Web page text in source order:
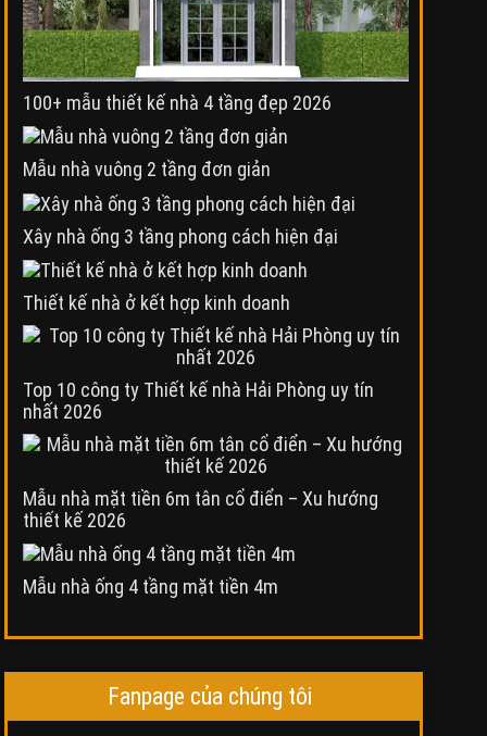
100+ mẫu thiết kế nhà 4 tầng đẹp 2026
Mẫu nhà vuông 2 tầng đơn giản
Xây nhà ống 3 tầng phong cách hiện đại
Thiết kế nhà ở kết hợp kinh doanh
Top 10 công ty Thiết kế nhà Hải Phòng uy tín
nhất 2026
Mẫu nhà mặt tiền 6m tân cổ điển – Xu hướng
thiết kế 2026
Mẫu nhà ống 4 tầng mặt tiền 4m
Fanpage của chúng tôi